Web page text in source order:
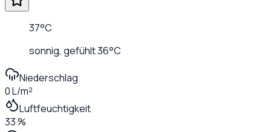
37°C
sonnig, gefühlt36°C
Niederschlag
0 L/m²
Luftfeuchtigkeit
33 %